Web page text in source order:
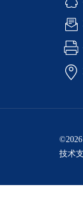
技术